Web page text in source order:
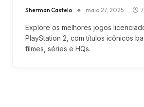
Sherman Castelo maio 27, 2025
Explore os melhores jogos
PlayStation 2, com títulos icônicos
filmes, séries e HQs.